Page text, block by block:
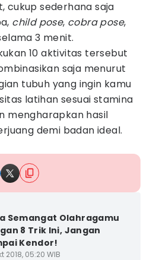
cukup sederhana saja
child pose, cobra pose,
3 menit.
10 aktivitas tersebut
saja menurut
tubuh yang ingin kamu
latihan sesuai stamina
mengharapkan hasil
demi badan ideal.
Semangat Olahragamu
8 Trik Ini, Jangan
Kendor!
2018, 05:20 WIB